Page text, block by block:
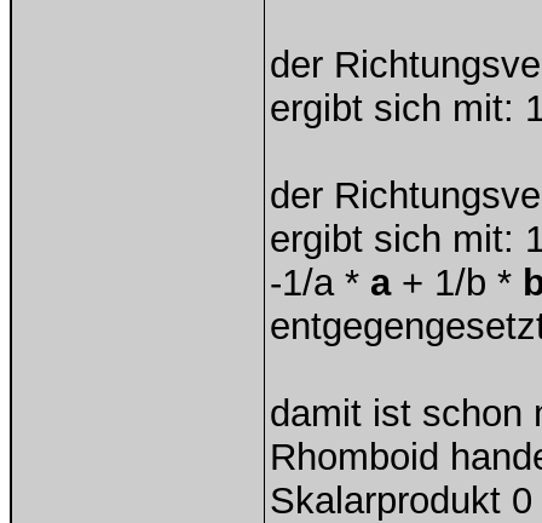
der
ergibt sich mit:
der
ergibt sich mit:
-1/a * a+ 1/b *
damit ist schon
Rhomboid
Skalarprodukt